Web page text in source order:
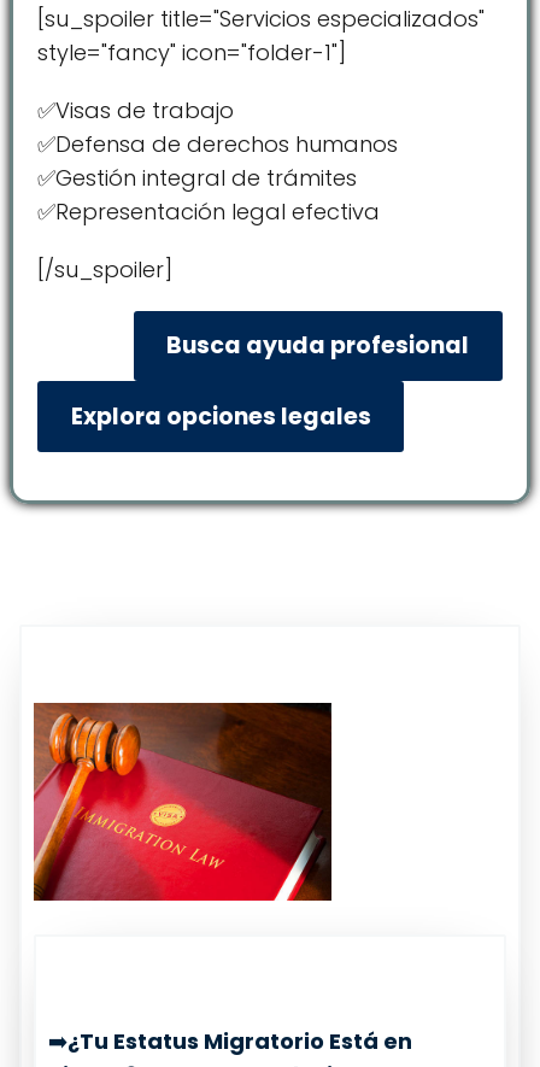
[su_spoiler title="Servicios especializados"
style="fancy" icon="folder-1"]
✅Visas de trabajo
✅Defensa de derechos humanos
✅Gestión integral de trámites
✅Representación legal efectiva
[/su_spoiler]
Busca ayuda profesional
Explora opciones legales
➡️¿Tu Estatus Migratorio Está en